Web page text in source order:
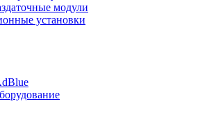
модули
установки